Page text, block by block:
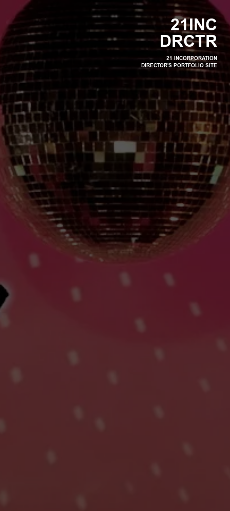
21INC
DRCTR
21 INCORPORATION
DIRECTOR'S PORTFOLIO SITE